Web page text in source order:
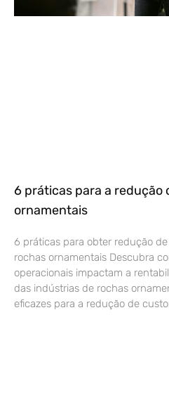
6 práticas para a redução
ornamentais
6 práticas para obter redução
rochas ornamentais Descubra
operacionais impactam a
das indústrias de rochas
eficazes para a redução de